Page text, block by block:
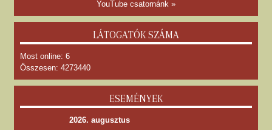
YouTube csatornánk »
LÁTOGATÓK SZÁMA
Most online: 6
Összesen: 4273440
ESEMÉNYEK
2026. augusztus